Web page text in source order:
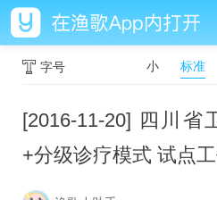
字号 小 标准
[2016-11-20] 四川省
+分级诊疗模式 试点